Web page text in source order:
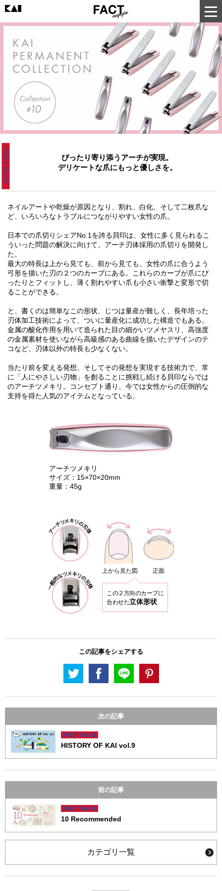
FACT No.10
ぴったり寄り添うアーチが実現。
デリケートな爪にもっと優しさを。
ネイルアートや乾燥が原因となり、割れ、白化、そして二枚爪な
ど、いろいろなトラブルにつながりやすい女性の爪。
日本での爪切りシェアNo.1を誇る貝印は、女性に多く見られるこ
ういった問題の解決に向けて、アーチ刃体採用の爪切りを開発し
た。
最大の特長は上から見ても、前から見ても、女性の爪に合うよう
弓形を描いた刃の２つのカーブにある。これらのカーブが爪にぴ
ったりとフィットし、薄く割れやすい爪も小さい衝撃と変形で切
ることができる。
と、書くのは簡単なこの形状、じつは量産が難しく、長年培った
刃体加工技術によって、ついに量産化に成功した構造でもある。
金属の酸化作用を用いて造られた目の細かいツメヤスリ、高強度
の金属素材を使いながら高級感のある曲線を描いたデザインのテ
コなど、刃体以外の特長も少なくない。
当たり前を変える発想、そしてその発想を実現する技術力で、常
に「人にやさしい刃物」を創ることに挑戦し続ける貝印ならでは
のアーチツメキリ。コンセプト通り、今では女性からの圧倒的な
支持を得た人気のアイテムとなっている。
アーチツメキリ
サイズ：15×70×20mm
重量：45g
上から見た図 正面
この２方向のカーブに
合わせた立体形状
この記事をシェアする
次の記事
FACT No.10
HISTORY OF KAI vol.9
前の記事
FACT No.10
10 Recommended
カテゴリ一覧